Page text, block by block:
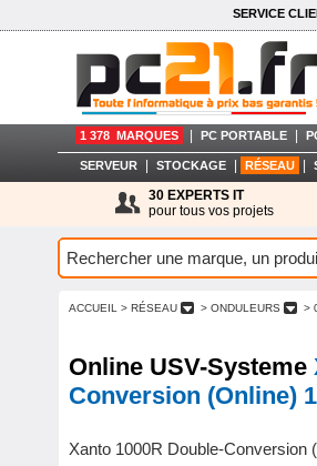
SERVICE
1 378 MARQUES PC PORTABLE
SERVEUR STOCKAGE RÉSEAU
30 EXPERTS IT
pour tous vos projets
ACCUEIL > RÉSEAU > ONDULEURS >
Online USV-Systeme
Conversion (Online)
Xanto 1000R Double-Conversion